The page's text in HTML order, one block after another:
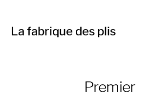
La fabrique des plis
Premier